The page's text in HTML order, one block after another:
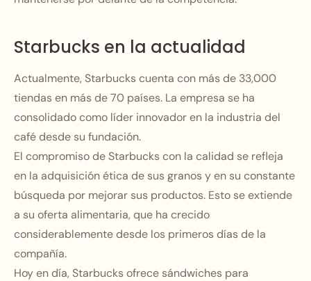
Starbucks en la actualidad
Actualmente, Starbucks cuenta con más de 33,000
tiendas en más de 70 países. La empresa se ha
consolidado como líder innovador en la industria del
café desde su fundación.
El compromiso de Starbucks con la calidad se refleja
en la adquisición ética de sus granos y en su constante
búsqueda por mejorar sus productos. Esto se extiende
a su oferta alimentaria, que ha crecido
considerablemente desde los primeros días de la
compañía.
Hoy en día, Starbucks ofrece sándwiches para